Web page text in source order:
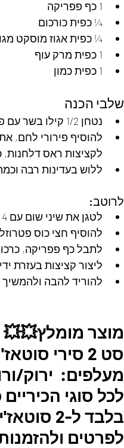
1 כף פפריקה
¼ כפית כורכום
¼ כפית אגוז מוסקט
1 כפית מרק עוף
1 כפית כמון
שלבי הכנה
נטחן 1/2 קילו בשר עם פטרוזיליה ובצל.
להוסיף פירורי לחם,
לקציצות ראס דלחנות,
ללוש בעדינות רבה וכמה
לרוטב:
לטגן את שיני שום עם 4 כפות שמן ולערבב.
להוסיף חצי כוס פטרוזליה לערבב
לתבל כף פפריקה,
ליצור קציצות בעזרת
להוריד להבה
מוצר מומלץ💥💥
בלבד ל-2 סוטאז'ים ויש משלוחים לכל חלקי הארץ 🇮🇱
לפרטים ולהזמנות